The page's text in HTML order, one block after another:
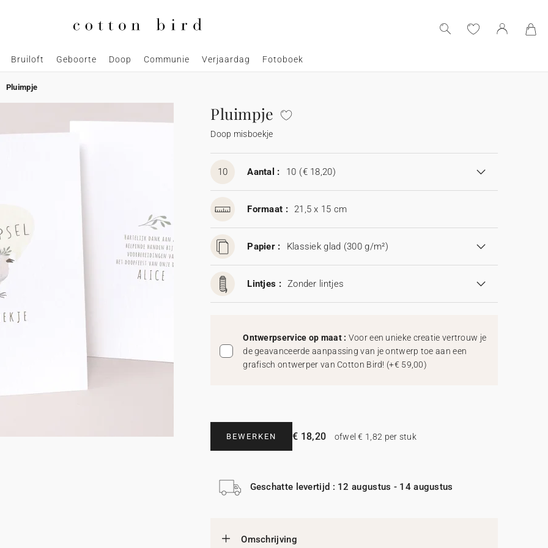
Bruiloft Geboorte Doop Communie Verjaardag Fotoboek
Pluimpje
Pluimpje
Doop misboekje
10 Aantal : 10 (€ 18,20)
Formaat : 21,5 x 15 cm
Papier : Klassiek glad (300 g/m²)
Lintjes : Zonder lintjes
Ontwerpservice op maat : Voor een unieke creatie vertrouw je
de geavanceerde aanpassing van je ontwerp toe aan een
grafisch ontwerper van Cotton Bird! (+€ 59,00)
BEWERKEN € 18,20 ofwel € 1,82 per stuk
Geschatte levertijd : 12 augustus - 14 augustus
Omschrijving